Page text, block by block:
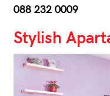
088 232 0009
Stylish